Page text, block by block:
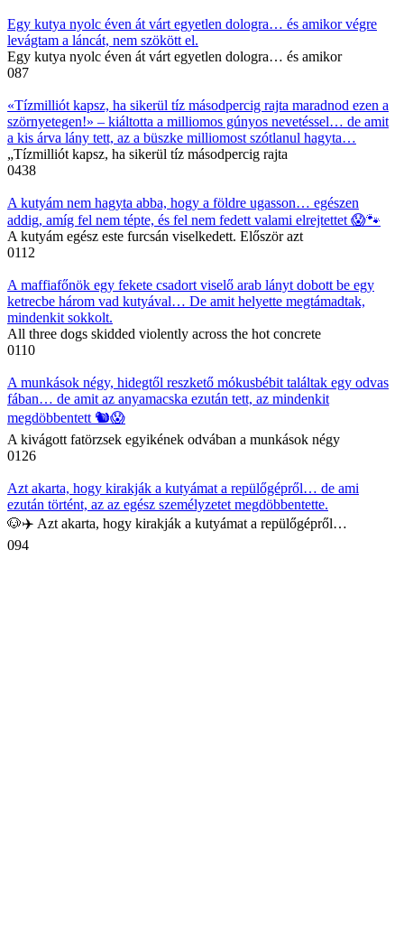
Egy kutya nyolc éven át várt egyetlen dologra… és amikor végre
levágtam a láncát, nem szökött el.
Egy kutya nyolc éven át várt egyetlen dologra… és amikor
087
«Tízmilliót kapsz, ha sikerül tíz másodpercig rajta maradnod ezen a
szörnyetegen!» – kiáltotta a milliomos gúnyos nevetéssel… de amit
a kis árva lány tett, az a büszke milliomost szótlanul hagyta…
„Tízmilliót kapsz, ha sikerül tíz másodpercig rajta
0438
A kutyám nem hagyta abba, hogy a földre ugasson… egészen
addig, amíg fel nem tépte, és fel nem fedett valami elrejtettet 😱🐾
A kutyám egész este furcsán viselkedett. Először azt
0112
A maffiafőnök egy fekete csadort viselő arab lányt dobott be egy
ketrecbe három vad kutyával… De amit helyette megtámadtak,
mindenkit sokkolt.
All three dogs skidded violently across the hot concrete
0110
A munkások négy, hidegtől reszkető mókusbébit találtak egy odvas
fában… de amit az anyamacska ezután tett, az mindenkit
megdöbbentett 🐿️😱
A kivágott fatörzsek egyikének odvában a munkások négy
0126
Azt akarta, hogy kirakják a kutyámat a repülőgépről… de ami
ezután történt, az az egész személyzetet megdöbbentette.
🐶✈️ Azt akarta, hogy kirakják a kutyámat a repülőgépről…
094